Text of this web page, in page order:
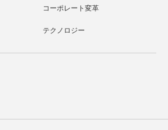
コーポレート変革
テクノロジー